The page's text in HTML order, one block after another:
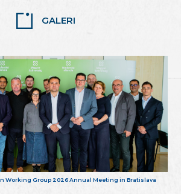
GALERI
Working Group 2026 Annual Meeting in Bratislava